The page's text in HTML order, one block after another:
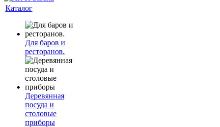
Каталог
Для баров и
ресторанов.
Деревянная
посуда и
столовые
приборы